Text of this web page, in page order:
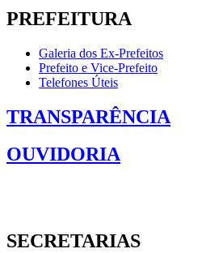
PREFEITURA
Galeria dos Ex-Prefeitos
Prefeito e Vice-Prefeito
Telefones Úteis
TRANSPARÊNCIA
OUVIDORIA
SECRETARIAS